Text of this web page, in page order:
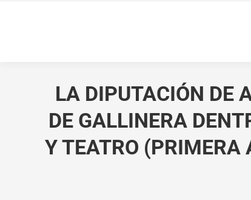
LA DIPUTACIÓN DE
DE GALLINERA
Y TEATRO (PRIMERA